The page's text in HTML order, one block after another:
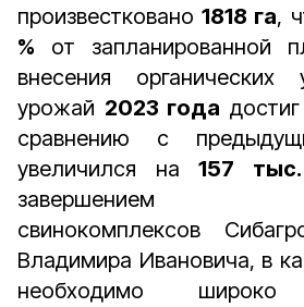
произвестковано1818 га,
% от запланированной
внесения органических
урожай 2023 года достиг
сравнению с
увеличился на 157
завершением
свинокомплексов
Владимира Ивановича, в
необходимо широко